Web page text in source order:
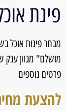
פינת אוכל
מבחר פינות אוכל
מושלם" מגוון ענק
פרטים נוספים
להצעת